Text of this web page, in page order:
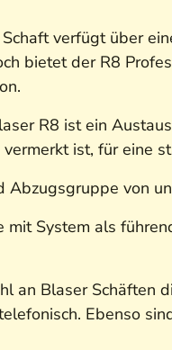
verfügt über
bietet der R8
R8 ist ein
ist, für eine
von
System als
an Blaser Schäften
Ebenso